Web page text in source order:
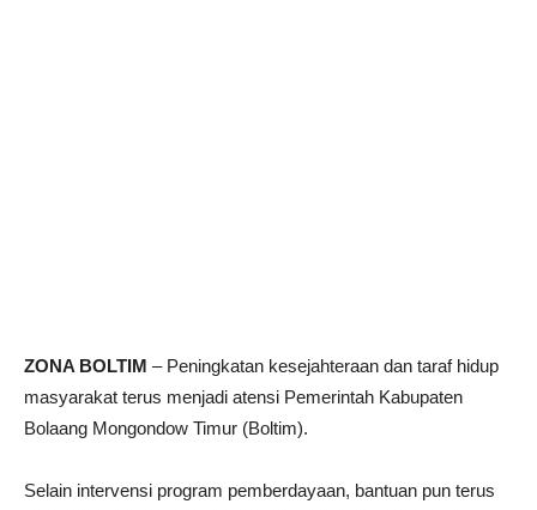
ZONA BOLTIM – Peningkatan kesejahteraan dan taraf hidup
masyarakat terus menjadi atensi Pemerintah Kabupaten
Bolaang Mongondow Timur (Boltim).
Selain intervensi program pemberdayaan, bantuan pun terus